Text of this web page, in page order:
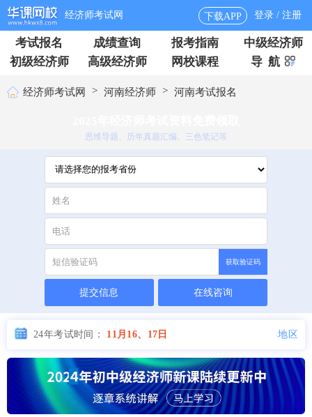
经济师考试网 下载APP 登录 / 注册
考试报名 成绩查询 报考指南
中级经济师
初级经济师
高级经济师 网校课程 导 航
经济师考试网 > 河南经济师 > 河南考试报名
思维导题、历年真题汇编、三色笔记等
获取验证码
提交信息 在线咨询
24年考试时间： 11月16、17日 地区